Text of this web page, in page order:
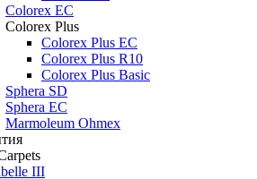
Colorex EC
Colorex Plus
Colorex Plus EC
Colorex Plus R10
Colorex Plus Basic
Sphera SD
Sphera EC
Marmoleum Ohmex
III